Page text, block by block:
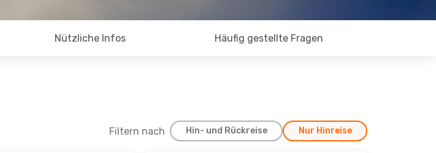
Nützliche Infos Häufig gestellte Fragen
Filtern nach Hin- und Rückreise Nur Hinreise